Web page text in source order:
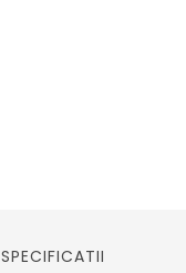
SPECIFICATII